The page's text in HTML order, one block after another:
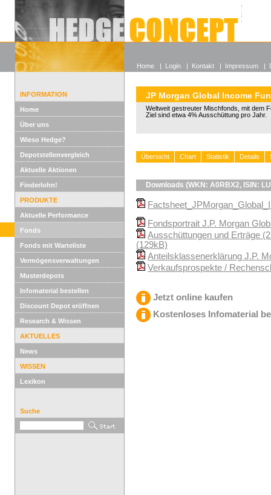
Alle
Wieso
INFORMATION
Home
Über uns
Wieso Hedge?
Depotstellenvergleich
Aktuelle Aktionen
Finderlohn!
PRODUKTE
Aktuelle Performance
Fonds
Fonds mit Warteliste
Vermögensverwaltungen
Musterdepots
Infomaterial bestellen
Discount Depot eröffnen
Research & Wissen
AKTUELLES
News
WISSEN
Lexikon
Suche
JP Morgan Global Income
Weltweit gestreuter Mischfonds, mit dem
Ziel sind etwa 4% Ausschüttung pro Jahr.
Übersicht Chart Statistik Details
Downloads (WKN: A0RBX2, ISIN:
Fondsportrait J.P. Morgan
Ausschüttungen und Erträge
(129kB)
Anteilsklassenerklärung J.P.
Verkaufsprospekte /
Jetzt online kaufen
Kostenloses Infomaterial
Home | Login | Kontakt | Impressum |